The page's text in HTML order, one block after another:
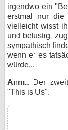
irgendwo ein
erstmal nur die
vielleicht wisst
und belustigt
sympathisch
wenn er es
würde...
Anm.: Der
"This is Us".